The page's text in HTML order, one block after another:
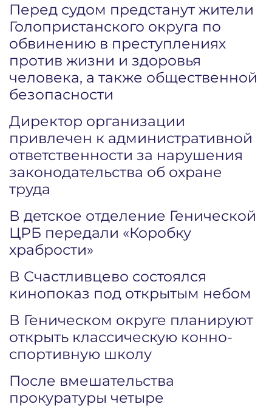
Перед судом предстанут жители
Голопристанского округа по
обвинению в преступлениях
против жизни и здоровья
человека, а также общественной
безопасности
Директор организации
привлечен к административной
ответственности за нарушения
законодательства об охране
труда
В детское отделение Генической
ЦРБ передали «Коробку
храбрости»
В Счастливцево состоялся
кинопоказ под открытым небом
В Геническом округе планируют
открыть классическую конно-
спортивную школу
После вмешательства
прокуратуры четыре